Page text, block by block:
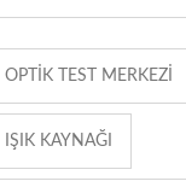
OPTIK TEST MERKEZI
IŞIK KAYNAĞI